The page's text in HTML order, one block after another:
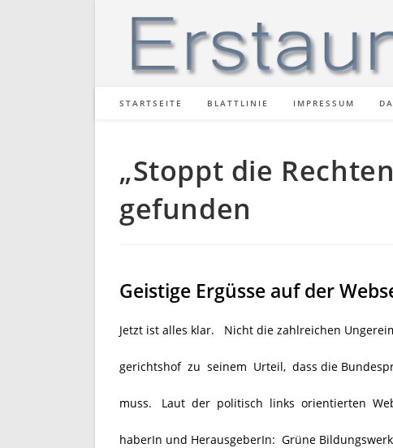
STARTSEITE BLATTLINIE IMPRESSUM
„Stoppt die
gefunden
Geistige Ergüsse auf der
Jetzt ist alles klar. Nicht die zahlreichen
gerichtshof zu seinem Urteil, dass die
muss. Laut der politisch links orientierten
haberIn und HerausgeberIn: Grüne